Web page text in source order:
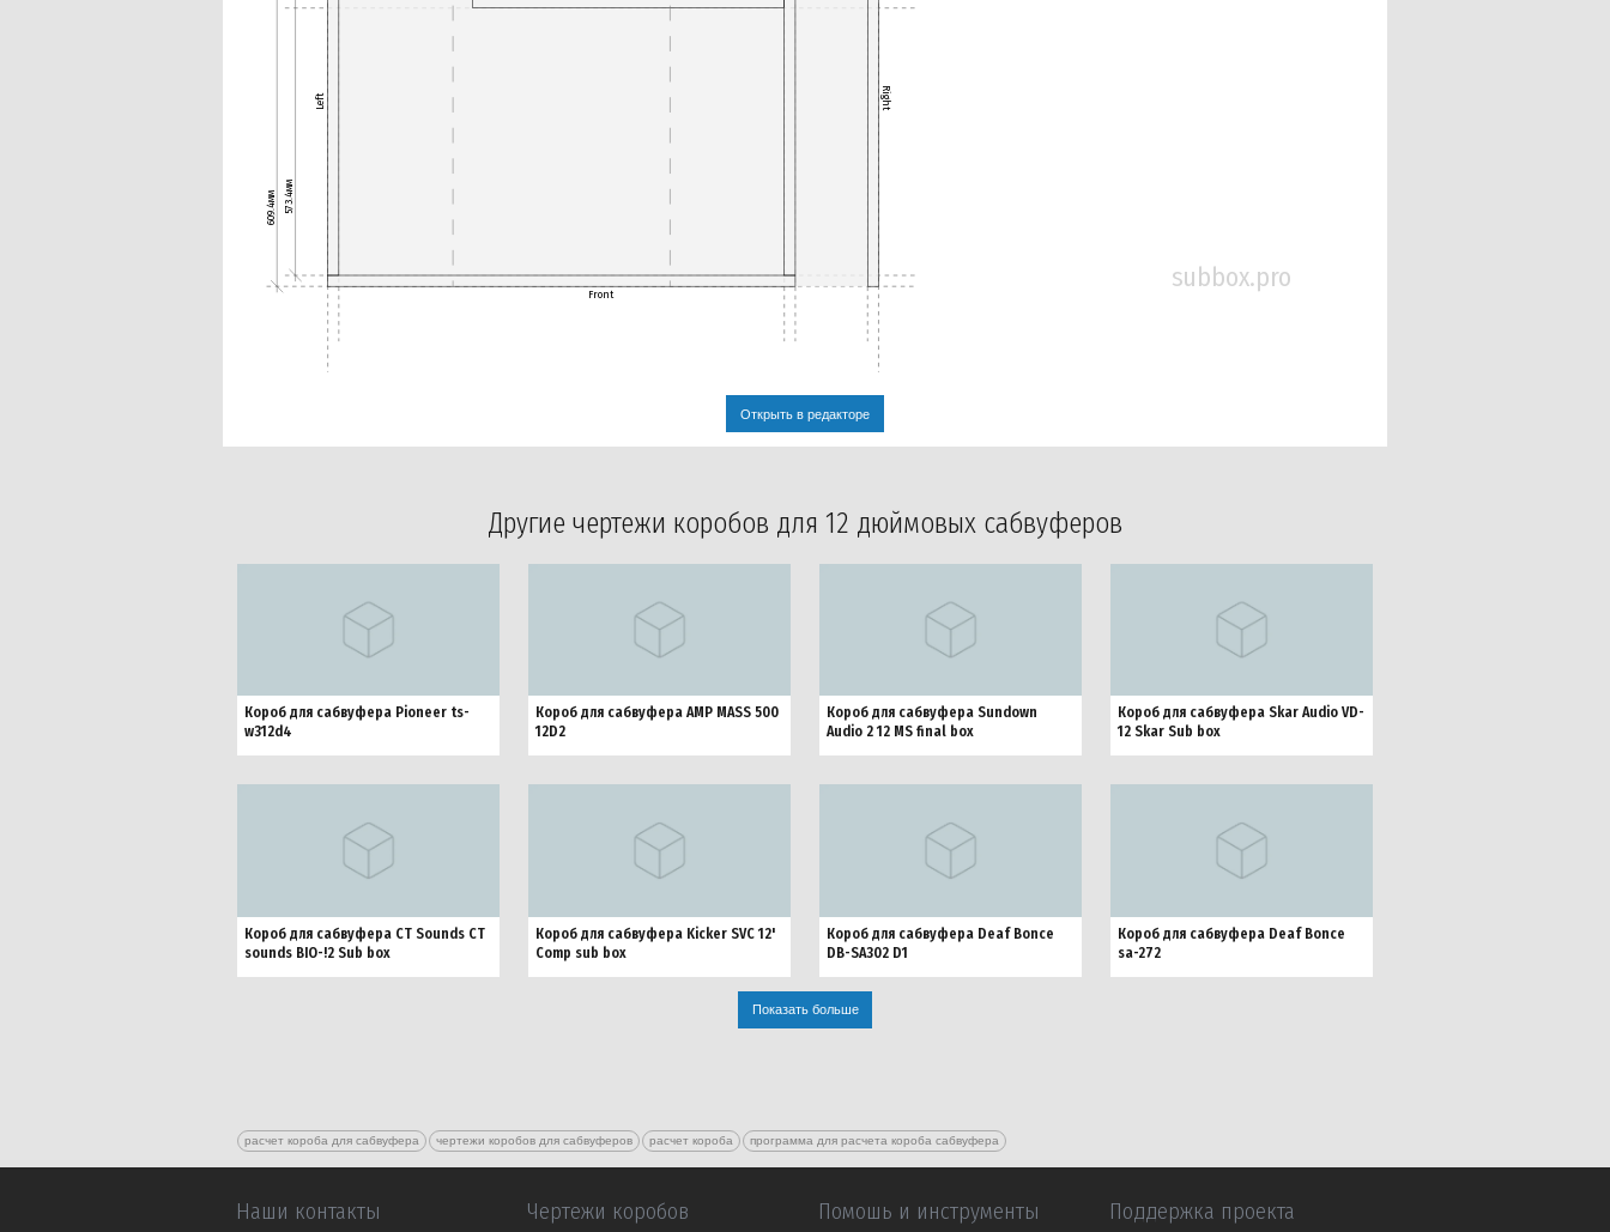
609.4мм 573.4мм
Front
Left Right
subbox.pro
Открыть в редакторе
Другие чертежи коробов для 12 дюймовых сабвуферов
Короб для сабвуфера Pioneer ts-
w312d4
Короб для сабвуфера AMP MASS 500
12D2
Короб для сабвуфера Sundown
Audio 2 12 MS final box
Короб для сабвуфера Skar Audio VD-
12 Skar Sub box
Короб для сабвуфера CT Sounds CT
sounds BIO-!2 Sub box
Короб для сабвуфера Kicker SVC 12'
Comp sub box
Короб для сабвуфера Deaf Bonce
DB-SA302 D1
Короб для сабвуфера Deaf Bonce
sa-272
Показать больше
расчет короба для сабвуфера чертежи коробов для сабвуферов расчет короба программа для расчета короба сабвуфера
Наши контакты Чертежи коробов Помошь и инструменты Поддержка проекта